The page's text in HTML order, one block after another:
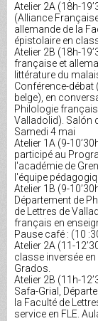
Atelier 2A (18h-
(Alliance
allemande de la
épistolaire en
Atelier 2B (18h-
française et
littérature du
Conférence-débat
belge), en
Philologie
Valladolid). Salón
Samedi 4 mai
Atelier 1A (9-
participé au
l'académie de
l'équipe
Atelier 1B (9-
Département de
de Lettres de
français en
Pause café : (10
Atelier 2A (11-
classe inversée
Grados.
Atelier 2B (11h-
Safa-Grial,
la Faculté de
service en FLE.